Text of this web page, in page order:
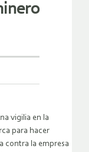
vigilia en la
para hacer
contra la empresa